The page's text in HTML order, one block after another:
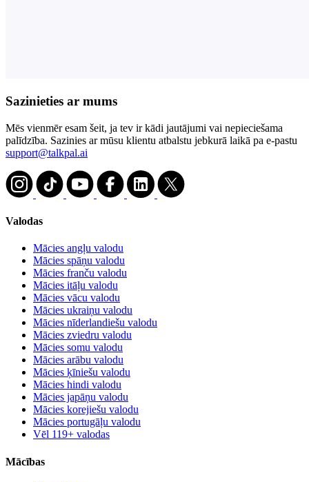
Sazinieties ar mums
Mēs vienmēr esam šeit, ja tev ir kādi jautājumi vai nepieciešama
palīdzība. Sazinies ar mūsu klientu atbalstu jebkurā laikā pa e-pastu
support@talkpal.ai
Valodas
Mācies angļu valodu
Mācies spāņu valodu
Mācies franču valodu
Mācies itāļu valodu
Mācies vācu valodu
Mācies ukraiņu valodu
Mācies nīderlandiešu valodu
Mācies zviedru valodu
Mācies somu valodu
Mācies arābu valodu
Mācies ķīniešu valodu
Mācies hindi valodu
Mācies japāņu valodu
Mācies korejiešu valodu
Mācies portugāļu valodu
Vēl 119+ valodas
Mācības